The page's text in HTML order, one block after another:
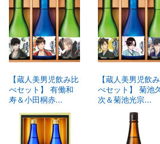
【蔵人美男児飲み比
べセット】 有働和
寿＆小田桐赤...
【蔵人美男児飲
べセット】 菊池
次＆菊池光宗...